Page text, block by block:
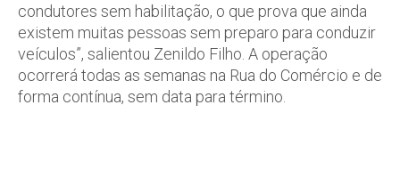
condutores sem habilitação, o que prova que ainda
existem muitas pessoas sem preparo para conduzir
veículos”, salientou Zenildo Filho. A operação
ocorrerá todas as semanas na Rua do Comércio e de
forma contínua, sem data para término.